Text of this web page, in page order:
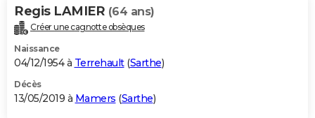
Regis LAMIER (64 ans)
Créer une cagnotte obsèques
Naissance
04/12/1954 à Terrehault(Sarthe)
Décès
13/05/2019 à Mamers (Sarthe)